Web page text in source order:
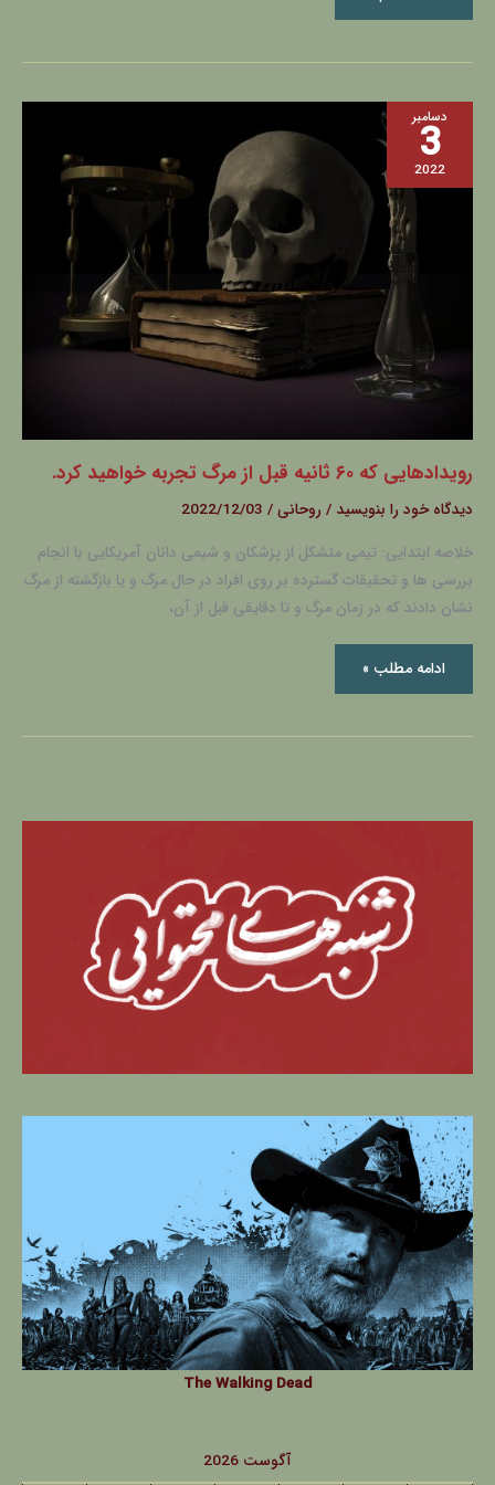
دسامبر
3
2022
رویدادهایی که ۶۰ ثانیه قبل از مرگ تجربه خواهید کرد.
دیدگاه‌ خود را بنویسید / روحانی/
2022/12/03
خلاصه ابتدایی: تیمی متشکل از پزشکان و شیمی دانان آمریکایی با انجام
بررسی ها و تحقیقات گسترده بر روی افراد در حال مرگ و یا بازگشته از مرگ
نشان دادند که در زمان مرگ و تا دقایقی قبل از آن،
رویدادهایی
که
۶۰
کرد.
ادامه مطلب »
The Walking Dead
آگوست 2026